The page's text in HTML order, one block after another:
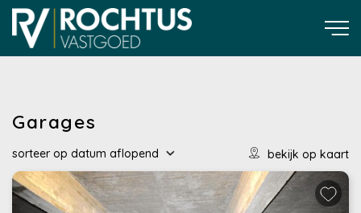
Garages
sorteer op datum aflopend bekijk op kaart